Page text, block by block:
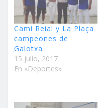
Camí Reial y La Plaça
campeones de
Galotxa
15 julio, 2017
En «Deportes»